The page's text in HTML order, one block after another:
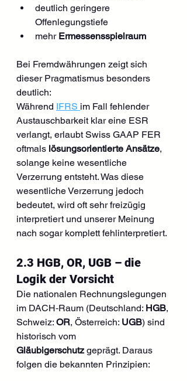
deutlich geringere
Offenlegungstiefe
mehr Ermessensspielraum
Bei Fremdwährungen zeigt sich
dieser Pragmatismus besonders
deutlich:
Während IFRS im Fall fehlender
Austauschbarkeit klar eine ESR
verlangt, erlaubt Swiss GAAP FER
oftmals lösungsorientierte Ansätze,
solange keine wesentliche
Verzerrung entsteht. Was diese
wesentliche Verzerrung jedoch
bedeutet, wird oft sehr freizügig
interpretiert und unserer Meinung
nach sogar komplett fehlinterpretiert.
2.3 HGB, OR, UGB – die
Logik der Vorsicht
Die nationalen Rechnungslegungen
im DACH‑Raum (Deutschland: HGB,
Schweiz: OR, Österreich: UGB) sind
historisch vom
Gläubigerschutz geprägt. Daraus
folgen die bekannten Prinzipien: